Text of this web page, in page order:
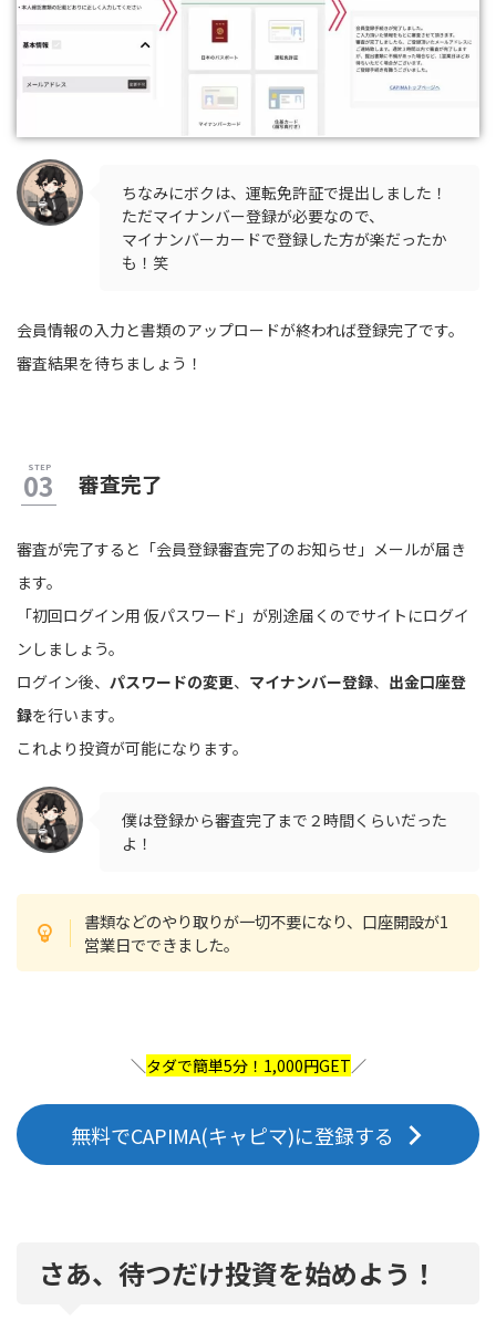
ちなみにボクは、運転免許証で提出しました！
ただマイナンバー登録が必要なので、
マイナンバーカードで登録した方が楽だったか
も！笑
会員情報の入力と書類のアップロードが終われば登録完了です。
審査結果を待ちましょう！
審査完了
審査が完了すると「会員登録審査完了のお知らせ」メールが届き
ます。
「初回ログイン用 仮パスワード」が別途届くのでサイトにログイ
ンしましょう。
ログイン後、 パスワードの変更、 マイナンバー登録、 出金口座登
録を行います。
これより投資が可能になります。
僕は登録から審査完了まで２時間くらいだった
よ！
書類などのやり取りが一切不要になり、口座開設が1
営業日でできました。
＼タダで簡単5分！1,000円GET／
無料でCAPIMA(キャピマ)に登録する
さあ、待つだけ投資を始めよう！